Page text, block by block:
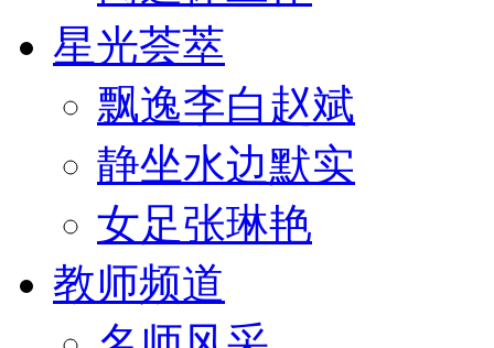
星光荟萃
飘逸李白赵斌
静坐水边默实
女足张琳艳
教师频道